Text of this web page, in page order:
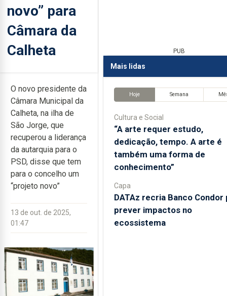
novo” para
Câmara da
Calheta
O novo presidente da
Câmara Municipal da
Calheta, na ilha de
São Jorge, que
recuperou a liderança
da autarquia para o
PSD, disse que tem
para o concelho um
“projeto novo”
13 de out. de 2025,
01:47
PUB
Mais lidas
Hoje Semana
Cultura e Social
“A arte requer estudo,
dedicação, tempo. A arte é
também uma forma de
conhecimento”
Capa
DATAz recria Banco Condor
prever impactos no
ecossistema